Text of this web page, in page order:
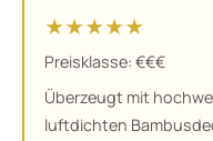
★★★★★
Preisklasse: €€€
Überzeugt mit
luftdichten